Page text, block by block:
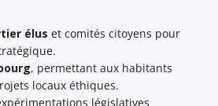
élus et comités citoyens pour
, permettant aux habitants
locaux éthiques.
législatives